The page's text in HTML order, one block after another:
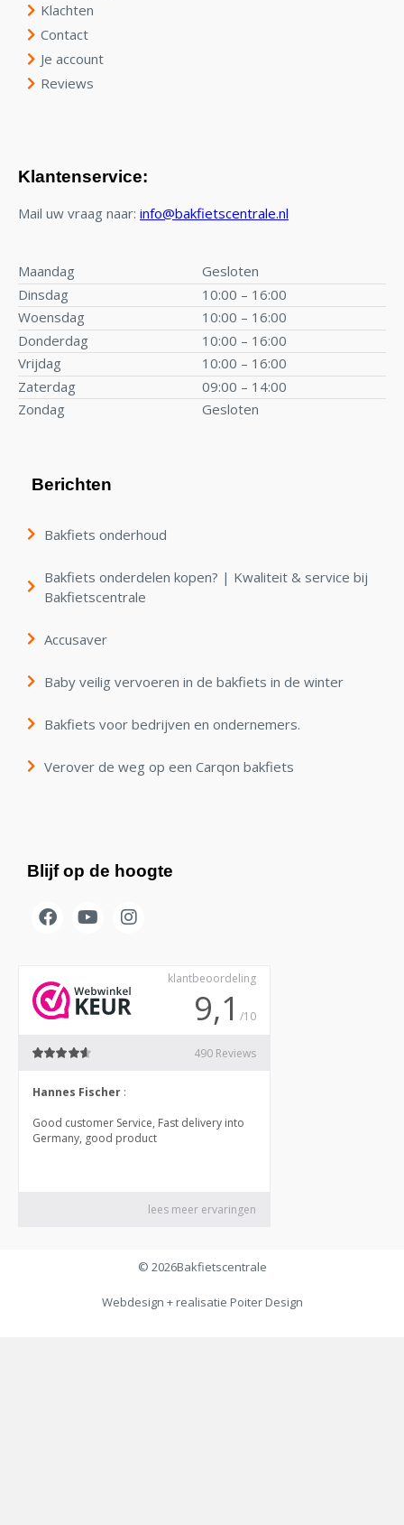
Klachten
Contact
Je account
Reviews
Klantenservice:
Mail uw vraag naar: info@bakfietscentrale.nl
Maandag
Gesloten
Dinsdag
10:00 – 16:00
Woensdag
10:00 – 16:00
Donderdag
10:00 – 16:00
Vrijdag
10:00 – 16:00
Zaterdag
09:00 – 14:00
Zondag
Gesloten
Berichten
Bakfiets onderhoud
Bakfiets onderdelen kopen? | Kwaliteit & service bij
Bakfietscentrale
Accusaver
Baby veilig vervoeren in de bakfiets in de winter
Bakfiets voor bedrijven en ondernemers.
Verover de weg op een Carqon bakfiets
Blijf op de hoogte
© 2026Bakfietscentrale
Webdesign + realisatie Poiter Design